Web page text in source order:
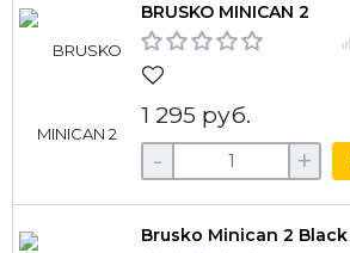
BRUSKO MINICAN 2
1 295 руб.
- +
Brusko Minican 2 Black